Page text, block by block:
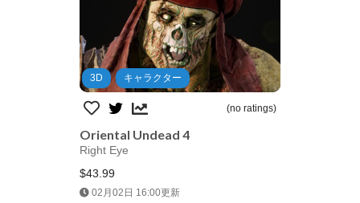
3D キャラクター
(no ratings)
Oriental Undead 4
Right Eye
$43.99
02月02日 16:00更新
Jump AssetStore